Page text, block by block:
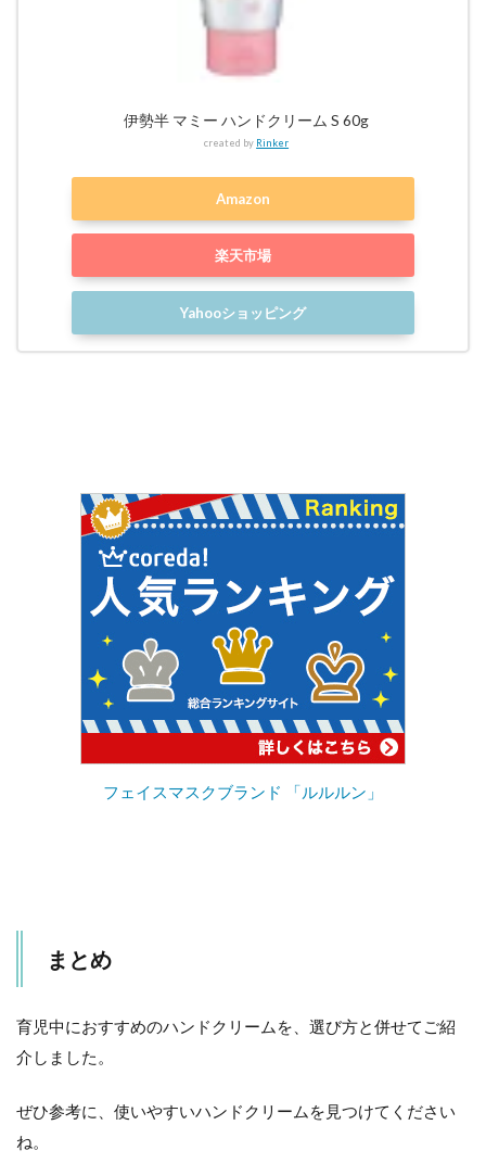
伊勢半 マミー ハンドクリーム S 60g
created by Rinker
Amazon
楽天市場
Yahooショッピング
フェイスマスクブランド 「ルルルン」
まとめ
育児中におすすめのハンドクリームを、選び方と併せてご紹
介しました。
ぜひ参考に、使いやすいハンドクリームを見つけてください
ね。